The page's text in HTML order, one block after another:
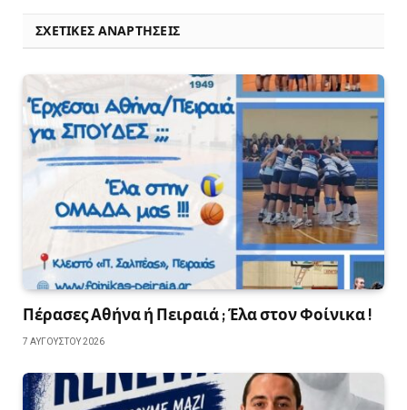
ΣΧΕΤΙΚΈΣ ΑΝΑΡΤΉΣΕΙΣ
Πέρασες Αθήνα ή Πειραιά ; Έλα στον Φοίνικα !
7 ΑΥΓΟΎΣΤΟΥ 2026